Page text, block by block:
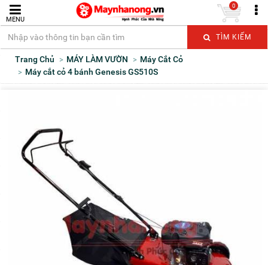
MENU
TÌM KIẾM
0
Trang Chủ MÁY LÀM VƯỜN
Máy Cắt Cỏ
Máy cắt cỏ 4 bánh Genesis GS510S